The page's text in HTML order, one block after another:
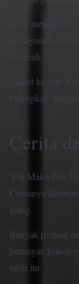
Khol menempati
protagonis
terpecah.
Lanjut ke sini:
Pelengkap:
Cerita
You Make This
Ceritanya
ulang.
Banyak pemain
kurungan
tafsir itu.